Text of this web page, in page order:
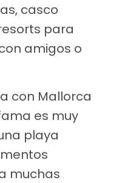
casco
para
amigos o
con Mallorca
es muy
playa
muchas